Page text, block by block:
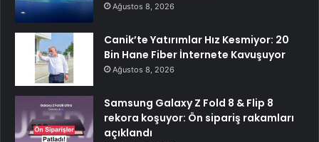
Ağustos 8, 2026
Canik’te Yatırımlar Hız Kesmiyor: 20
Bin Hane Fiber İnternete Kavuşuyor
Ağustos 8, 2026
Samsung Galaxy Z Fold 8 & Flip 8
rekora koşuyor: Ön sipariş rakamları
açıklandı